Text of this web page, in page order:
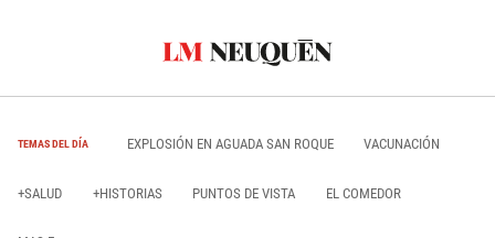
TEMAS DEL DÍA EXPLOSIÓN EN AGUADA SAN ROQUE VACUNACIÓN
+SALUD +HISTORIAS PUNTOS DE VISTA EL COMEDOR